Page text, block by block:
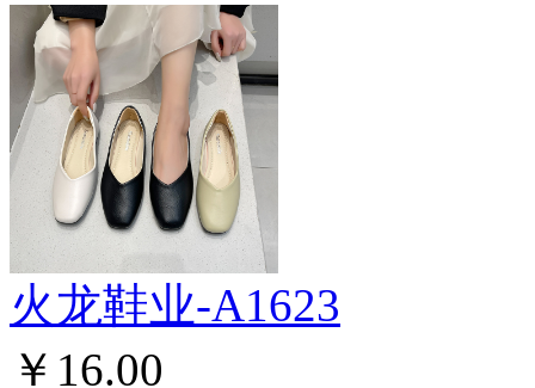
火龙鞋业-A1623
￥16.00